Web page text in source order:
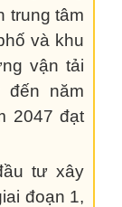
trung tâm
và khu
vận tải
năm
2047 đạt
tư xây
đoạn 1,